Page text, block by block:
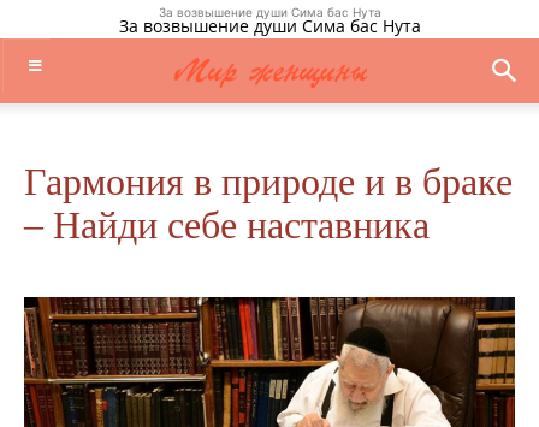
За возвышение души Сима бас Нута
За возвышение души Сима бас Нута
Гармония в природе и в браке
– Найди себе наставника